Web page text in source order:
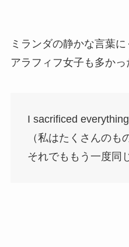
ミランダの静かな言葉
アラフィフ女子も多かっ
I sacrificed
（私はたくさんのも
それでももう一度同